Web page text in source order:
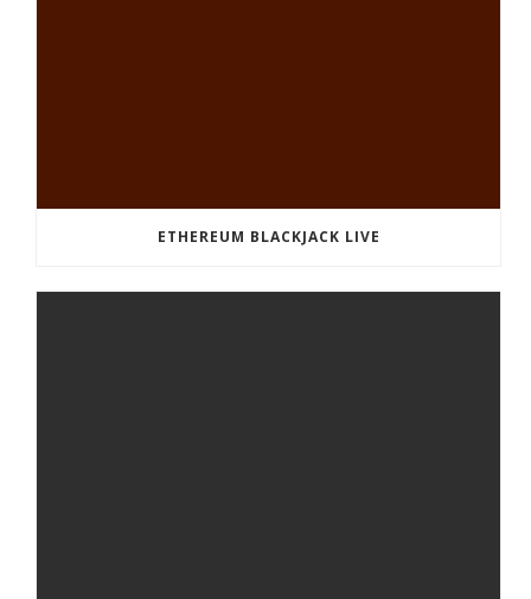
ETHEREUM BLACKJACK LIVE